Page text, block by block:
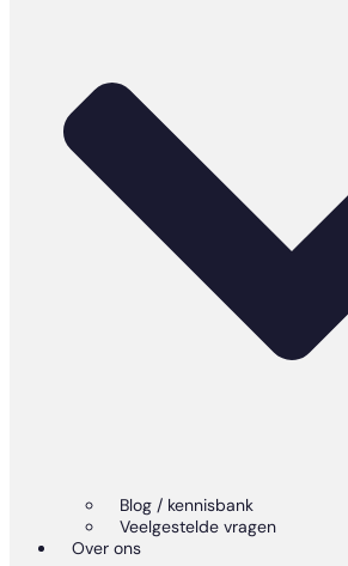
Blog / kennisbank
Veelgestelde vragen
Over ons